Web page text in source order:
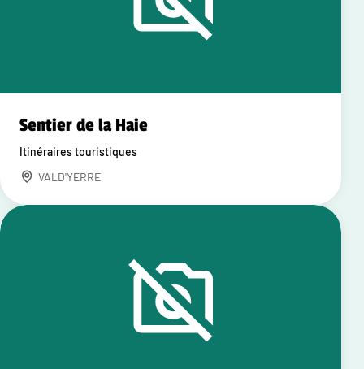
Sentier de la Haie
Itinéraires touristiques
VALD'YERRE